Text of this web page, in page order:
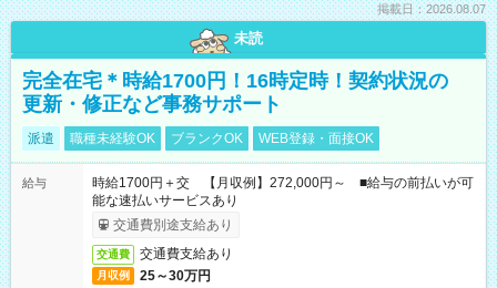
掲載日：2026.08.07
未読
完全在宅＊時給1700円！16時定時！契約状況の
更新・修正など事務サポート
派遣 職種未経験OK ブランクOK WEB登録・面接OK
給与
時給1700円＋交 【月収例】272,000円～ ■給与の前払いが可
能な速払いサービスあり
交通費別途支給あり
交通費 交通費支給あり
月収例 25～30万円